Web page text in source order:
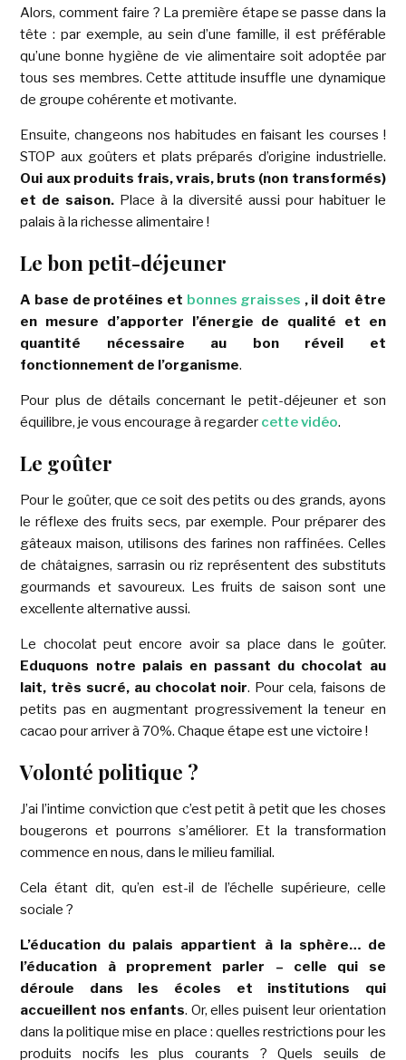
Alors, comment faire ? La première étape se passe dans la
tête : par exemple, au sein d’une famille, il est préférable
qu’une bonne hygiène de vie alimentaire soit adoptée par
tous ses membres. Cette attitude insuffle une dynamique
de groupe cohérente et motivante.
Ensuite, changeons nos habitudes en faisant les courses !
STOP aux goûters et plats préparés d’origine industrielle.
Oui aux produits frais, vrais, bruts (non transformés)
et de saison. Place à la diversité aussi pour habituer le
palais à la richesse alimentaire !
Le bon petit-déjeuner
A base de protéines et bonnes graisses , il doit être
en mesure d’apporter l’énergie de qualité et en
quantité nécessaire au bon réveil et
fonctionnement de l’organisme.
Pour plus de détails concernant le petit-déjeuner et son
équilibre, je vous encourage à regarder cette vidéo.
Le goûter
Pour le goûter, que ce soit des petits ou des grands, ayons
le réflexe des fruits secs, par exemple. Pour préparer des
gâteaux maison, utilisons des farines non raffinées. Celles
de châtaignes, sarrasin ou riz représentent des substituts
gourmands et savoureux. Les fruits de saison sont une
excellente alternative aussi.
Le chocolat peut encore avoir sa place dans le goûter.
Eduquons notre palais en passant du chocolat au
lait, très sucré, au chocolat noir. Pour cela, faisons de
petits pas en augmentant progressivement la teneur en
cacao pour arriver à 70%. Chaque étape est une victoire !
Volonté politique ?
J’ai l’intime conviction que c’est petit à petit que les choses
bougerons et pourrons s’améliorer. Et la transformation
commence en nous, dans le milieu familial.
Cela étant dit, qu’en est-il de l’échelle supérieure, celle
sociale ?
L’éducation du palais appartient à la sphère… de
l’éducation à proprement parler – celle qui se
déroule dans les écoles et institutions qui
accueillent nos enfants. Or, elles puisent leur orientation
dans la politique mise en place : quelles restrictions pour les
produits nocifs les plus courants ? Quels seuils de